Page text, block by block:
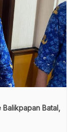
Balikpapan Batal,